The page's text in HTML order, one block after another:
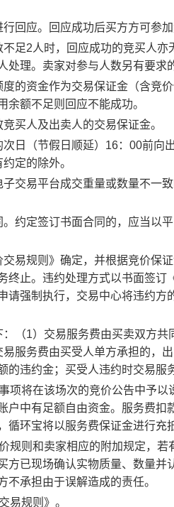
回应。回应成功后买方方可参加
足2人时，回应成功的竞买人
理。卖家对参与人数另有要求
的资金作为交易保证金（含竞
余额不足则回应不能成功。
买人及出卖人的交易保证金。
日（节假日顺延）16：00前向
定的除外。
交易平台成交重量或数量不一
约定签订书面合同的，应当以
易规则》确定，并根据竞价保
终止。违约处理方式以书面签订
请强制执行，交易中心将违约方
（1）交易服务费由买卖双方
服务费由买受人单方承担的，
违约金；买受人违约时交易服
项将在该场次的竞价公告中予
户中有足额自由资金。服务费扣
环宝将以服务费保证金进行充
规则和卖家相应的附加规定，
方已现场确认实物质量、数量并
承担由于误解造成的责任。
易规则》。